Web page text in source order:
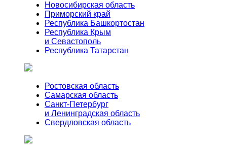
Новосибирская область
Приморский край
Республика Башкортостан
Республика Крым
и Севастополь
Республика Татарстан
Ростовская область
Самарская область
Санкт-Петербург
и Ленинградская область
Свердловская область